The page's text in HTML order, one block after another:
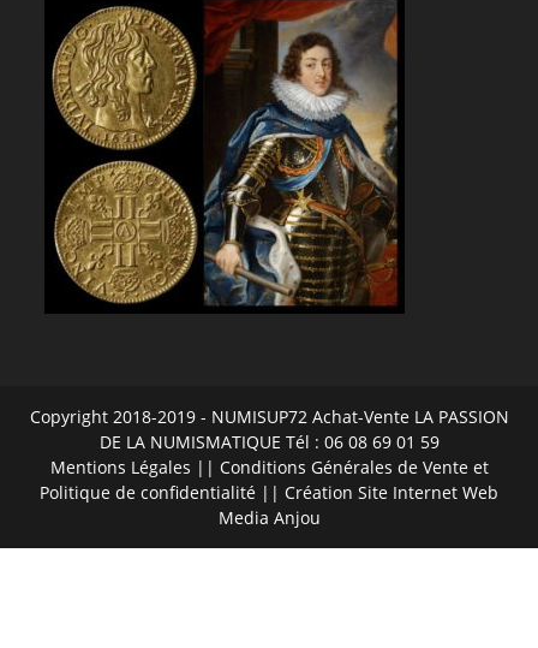
Copyright 2018-2019 - NUMISUP72 Achat-Vente LA PASSION
DE LA NUMISMATIQUE Tél : 06 08 69 01 59
Mentions Légales || Conditions Générales de Vente et
Politique de confidentialité || Création Site Internet Web
Media Anjou